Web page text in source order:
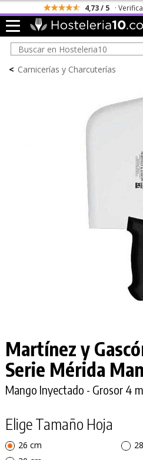
4,73 / 5 ·
< Carnicerías y Charcuterías
Martínez y
Serie Mérida
Mango Inyectado - Grosor 4
Elige Tamaño Hoja
26 cm